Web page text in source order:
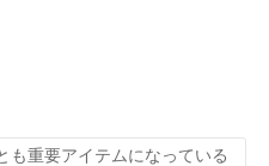
も重要アイテムになっている